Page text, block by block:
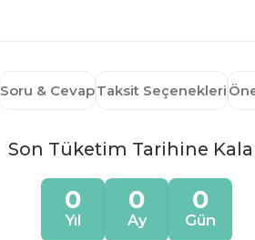
Soru & CevapTaksit Seçenekleri
Son Tüketim Tarihine
0
Yıl
0
Ay
0
Gün